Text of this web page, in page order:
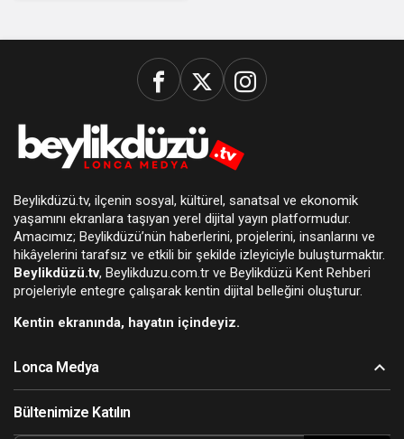
Beylikdüzü.tv, ilçenin sosyal, kültürel, sanatsal ve ekonomik
yaşamını ekranlara taşıyan yerel dijital yayın platformudur.
Amacımız; Beylikdüzü’nün haberlerini, projelerini, insanlarını ve
hikâyelerini tarafsız ve etkili bir şekilde izleyiciyle buluşturmaktır.
Beylikdüzü.tv, Beylikduzu.com.tr ve Beylikdüzü Kent Rehberi
projeleriyle entegre çalışarak kentin dijital belleğini oluşturur.
Kentin ekranında, hayatın içindeyiz.
Lonca Medya
Bültenimize Katılın